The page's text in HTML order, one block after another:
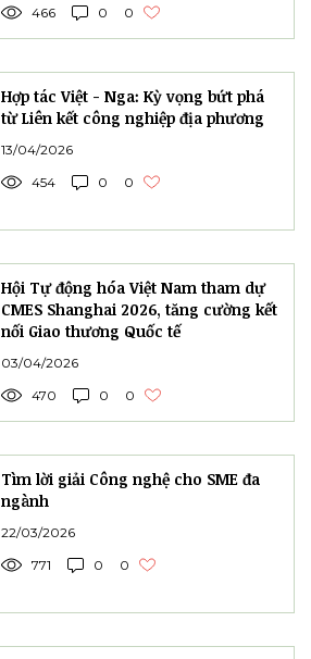
466
0 0
Hợp tác Việt - Nga: Kỳ vọng bứt phá
từ Liên kết công nghiệp địa phương
13/04/2026
454
0 0
Hội Tự động hóa Việt Nam tham dự
CMES Shanghai 2026, tăng cường kết
nối Giao thương Quốc tế
03/04/2026
470
0 0
Tìm lời giải Công nghệ cho SME đa
ngành
22/03/2026
771
0 0